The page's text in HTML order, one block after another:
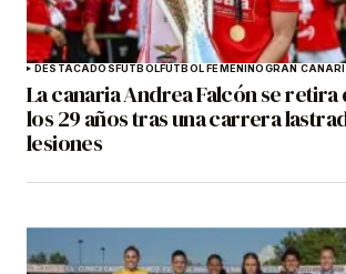
DESTACADOSFÚTBOLFÚTBOL FEMENINOGRAN
La canaria Andrea Falcón se
los 29 años tras una carrera
lesiones